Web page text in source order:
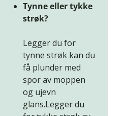
Tynne eller tykke
strøk?
Legger du for
tynne strøk kan du
få plunder med
spor av moppen
og ujevn
glans.Legger du